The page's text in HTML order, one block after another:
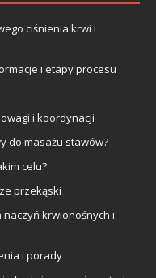
ciśnienia krwi i
i etapy procesu
i koordynacji
do masażu stawów?
celu?
przekąski
krwionośnych i
i porady